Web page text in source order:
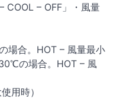
COOL – OFF」・風量
場合。HOT – 風量最小
の場合。HOT – 風
用時）